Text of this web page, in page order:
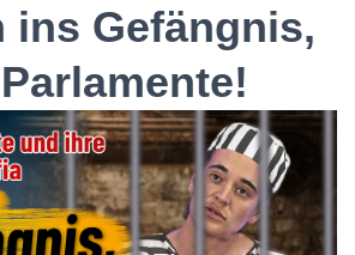
ins Gefängnis,